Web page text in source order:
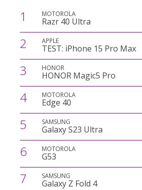
1 MOTOROLA
Razr 40 Ultra
2 APPLE
TEST: iPhone 15 Pro Max
3 HONOR
HONOR Magic5 Pro
4 MOTOROLA
Edge 40
5 SAMSUNG
Galaxy S23 Ultra
6 MOTOROLA
G53
7 SAMSUNG
Galaxy Z Fold 4